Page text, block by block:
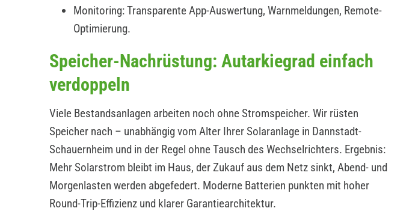
Monitoring: Transparente App-Auswertung, Warnmeldungen, Remote-
Optimierung.
Speicher-Nachrüstung: Autarkiegrad einfach
verdoppeln
Viele Bestandsanlagen arbeiten noch ohne Stromspeicher. Wir rüsten
Speicher nach – unabhängig vom Alter Ihrer Solaranlage in Dannstadt-
Schauernheim und in der Regel ohne Tausch des Wechselrichters. Ergebnis:
Mehr Solarstrom bleibt im Haus, der Zukauf aus dem Netz sinkt, Abend- und
Morgenlasten werden abgefedert. Moderne Batterien punkten mit hoher
Round-Trip-Effizienz und klarer Garantiearchitektur.